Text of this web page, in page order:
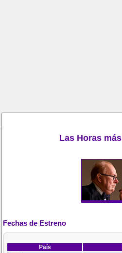
Las Horas
Fechas de Estreno
País